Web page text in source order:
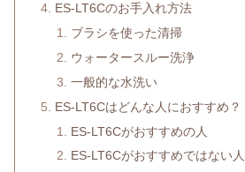
ES-LT6Cのお手入れ方法
ブラシを使った清掃
ウォータースルー洗浄
一般的な水洗い
ES-LT6Cはどんな人におすすめ？
ES-LT6Cがおすすめの人
ES-LT6Cがおすすめではない人